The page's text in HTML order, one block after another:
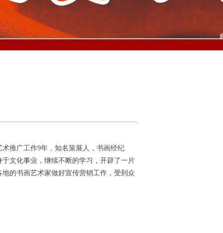
推广工作9年，知名策展人，书画经纪
文化事业，继续不断的学习，开辟了一片
的书画艺术家做好宣传营销工作，受到众